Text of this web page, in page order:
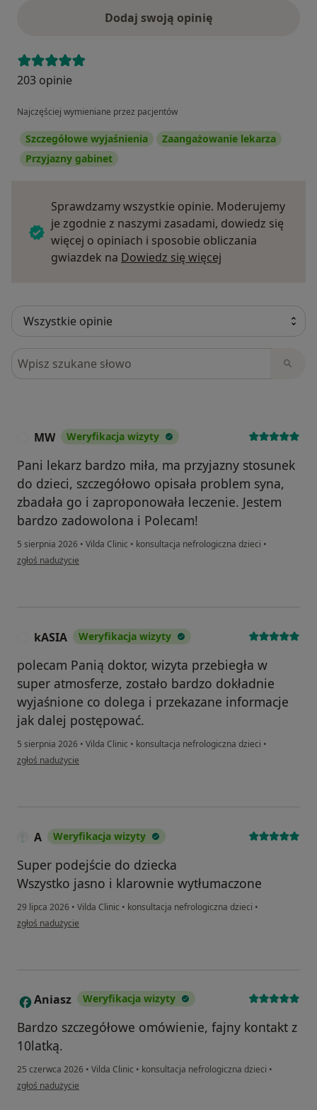
Dodaj swoją opinię
203 opinie
Najczęściej wymieniane przez pacjentów
Szczegółowe wyjaśnienia
Zaangażowanie lekarza
Przyjazny gabinet
Sprawdzamy wszystkie opinie. Moderujemy
je zgodnie z naszymi zasadami, dowiedz się
więcej o opiniach i sposobie obliczania
gwiazdek na Dowiedz się więcej
Szukaj w opiniach
MW Weryfikacja wizyty
Pani lekarz bardzo miła, ma przyjazny stosunek
do dzieci, szczegółowo opisała problem syna,
zbadała go i zaproponowała leczenie. Jestem
bardzo zadowolona i Polecam!
5 sierpnia 2026 • Vilda Clinic • konsultacja nefrologiczna dzieci •
w opinii użytkownika MW
zgłoś nadużycie
kASIA Weryfikacja wizyty
polecam Panią doktor, wizyta przebiegła w
super atmosferze, zostało bardzo dokładnie
wyjaśnione co dolega i przekazane informacje
jak dalej postępować.
5 sierpnia 2026 • Vilda Clinic • konsultacja nefrologiczna dzieci •
w opinii użytkownika kASIA
zgłoś nadużycie
A Weryfikacja wizyty
Super podejście do dziecka
Wszystko jasno i klarownie wytłumaczone
29 lipca 2026 • Vilda Clinic • konsultacja nefrologiczna dzieci •
w opinii użytkownika A
zgłoś nadużycie
A Aniasz Weryfikacja wizyty
Bardzo szczegółowe omówienie, fajny kontakt z
10latką.
25 czerwca 2026 • Vilda Clinic • konsultacja nefrologiczna dzieci •
w opinii użytkownika Aniasz
zgłoś nadużycie